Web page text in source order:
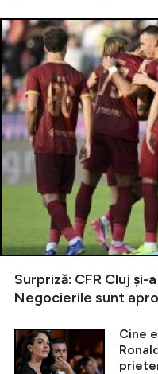
Surpriză: CFR Cluj
Negocierile sunt
Cine